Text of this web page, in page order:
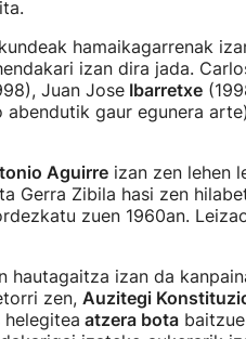
hamaikagarrenak
izan dira jada.
Juan JoseIbarretxe
abendutik gaur egunera
Aguirreizan zen lehen
Gerra Zibila hasi zen
zuen 1960an.
hautagaitza izan da
zen, Auzitegi
atzera bota